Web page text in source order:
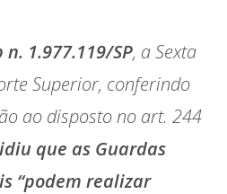
n. 1.977.119/SP, a Sexta
Superior, conferindo
ao disposto no art. 244
que as Guardas
“podem realizar